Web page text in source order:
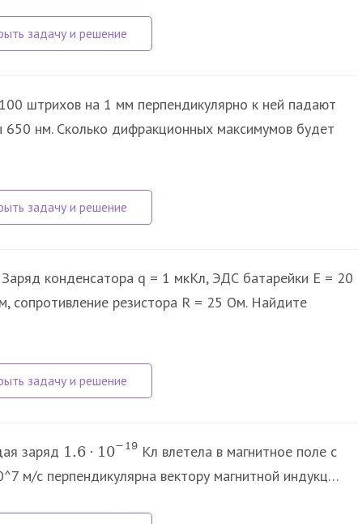
штрихов на 1 мм перпендикулярно к ней падают
650 нм. Сколько дифракционных максимумов будет
конденсатора q = 1 мкКл, ЭДС батарейки E = 20
сопротивление резистора R = 25 Ом. Найдите
заряд 1.6 · 10− 19 Кл влетела в магнитное поле с
м/с перпендикулярна вектору магнитной индукц…